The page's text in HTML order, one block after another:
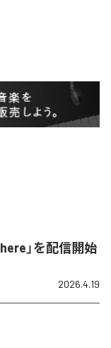
」を配信開始
2026.4.19